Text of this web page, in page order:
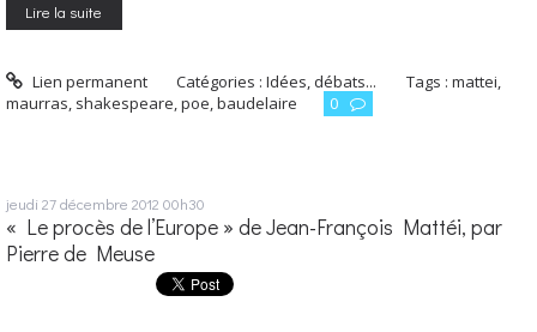
Lire la suite
Lien permanent Catégories :Idées, débats... Tags :mattei,
maurras, shakespeare,poe,baudelaire 0
jeudi 27décembre 2012 00h30
« Le procès de l’Europe » de Jean-François Mattéi, par
Pierre de Meuse